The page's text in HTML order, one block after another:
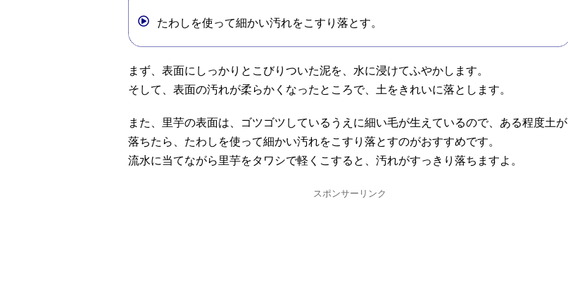
たわしを使って細かい汚れをこすり落とす。
まず、表面にしっかりとこびりついた泥を、水に浸けてふやかします。
そして、表面の汚れが柔らかくなったところで、土をきれいに落とします。
また、里芋の表面は、ゴツゴツしているうえに細い毛が生えているので、ある程度土が
落ちたら、たわしを使って細かい汚れをこすり落とすのがおすすめです。
流水に当てながら里芋をタワシで軽くこすると、汚れがすっきり落ちますよ。
スポンサーリンク